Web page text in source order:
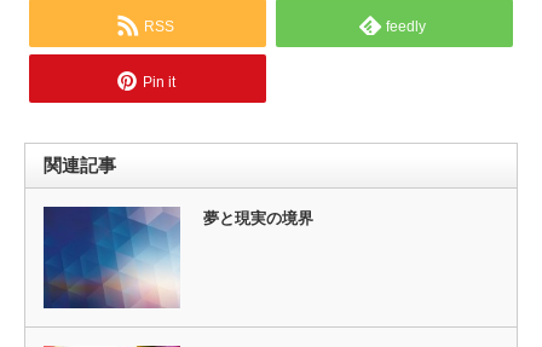
RSS feedly
Pin it
関連記事
夢と現実の境界